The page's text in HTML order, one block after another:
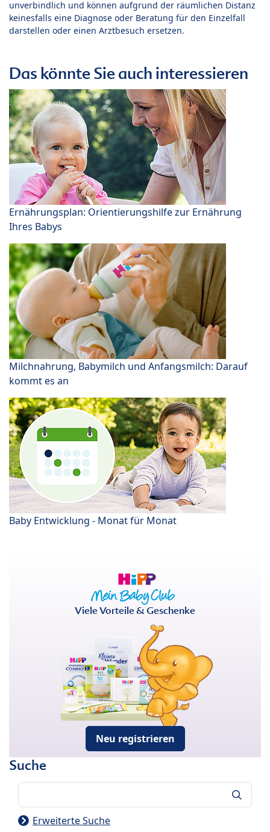
unverbindlich und können aufgrund der räumlichen Distanz
keinesfalls eine Diagnose oder Beratung für den Einzelfall
darstellen oder einen Arztbesuch ersetzen.
Das könnte Sie auch interessieren
Ernährungsplan: Orientierungshilfe zur Ernährung
Ihres Babys
Milchnahrung, Babymilch und Anfangsmilch: Darauf
kommt es an
Baby Entwicklung - Monat für Monat
Viele Vorteile & Geschenke
Neu registrieren
Suche
Erweiterte Suche